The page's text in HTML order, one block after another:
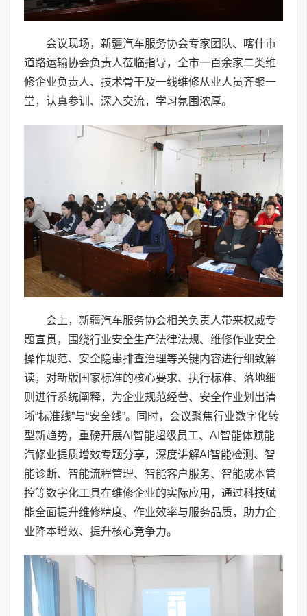
会议现场，新疆汽车服务协会专家团队、喀什市
道路运输协会负责人莅临指导，全市一百余家二类维
修企业负责人、技术骨干及一线维修从业人员齐聚一
堂，认真参训、深入交流，学习氛围浓厚。
会上，新疆汽车服务协会相关负责人带来权威专
题宣贯，围绕行业安全生产法律法规、维修作业安全
操作规范、安全隐患排查治理等关键内容进行细致解
读，对新版国家标准的核心要求、执行标准、落地细
则进行系统阐释，为企业规范经营、安全作业划出清
晰“标准线”与“安全线”。同时，会议聚焦行业数字化转
型新趋势，重磅开展AI智能超级员工、AI智能体赋能
汽修业提质增效专题分享，深度讲解AI智能检测、智
能诊断、智能流程管理、智能客户服务、智能成本管
控等数字化工具在维修企业的实际应用，通过科技赋
能全面提升维修精度、作业效率与服务品质，助力企
业降本增效、提升核心竞争力。